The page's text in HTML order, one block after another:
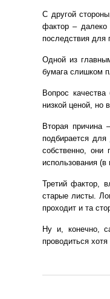
С другой
фактор – далеко
последствия для
Одной из
бумага слишком
Вопрос
низкой ценой, но
Вторая причина
подбирается
собственно,
использования
Третий фактор,
старые листы.
проходит и та
Ну и, конечно,
проводиться